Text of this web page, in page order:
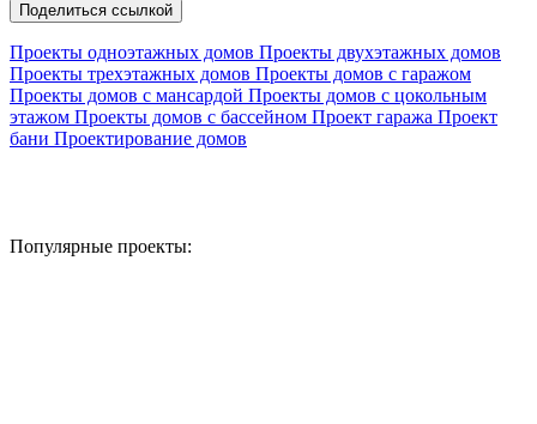
Поделиться ссылкой
Проекты одноэтажных домов Проекты двухэтажных домов
Проекты трехэтажных домов Проекты домов с гаражом
Проекты домов с мансардой Проекты домов с цокольным
этажом Проекты домов с бассейном Проект гаража Проект
бани Проектирование домов
Популярные проекты: